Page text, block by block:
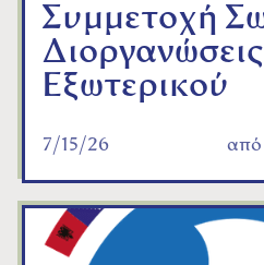
Συμμετοχή
Εξωτερικού
7/15/26 από